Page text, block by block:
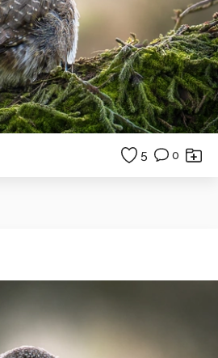
5 0